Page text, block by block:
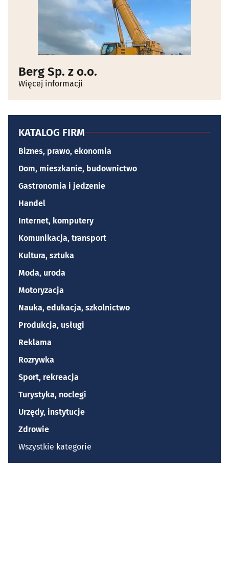
Berg Sp. z o.o.
Więcej informacji
KATALOG FIRM
Biznes, prawo, ekonomia
Dom, mieszkanie, budownictwo
Gastronomia i jedzenie
Handel
Internet, komputery
Komunikacja, transport
Kultura, sztuka
Moda, uroda
Motoryzacja
Nauka, edukacja, szkolnictwo
Produkcja, usługi
Reklama
Rozrywka
Sport, rekreacja
Turystyka, noclegi
Urzędy, instytucje
Zdrowie
Wszystkie kategorie